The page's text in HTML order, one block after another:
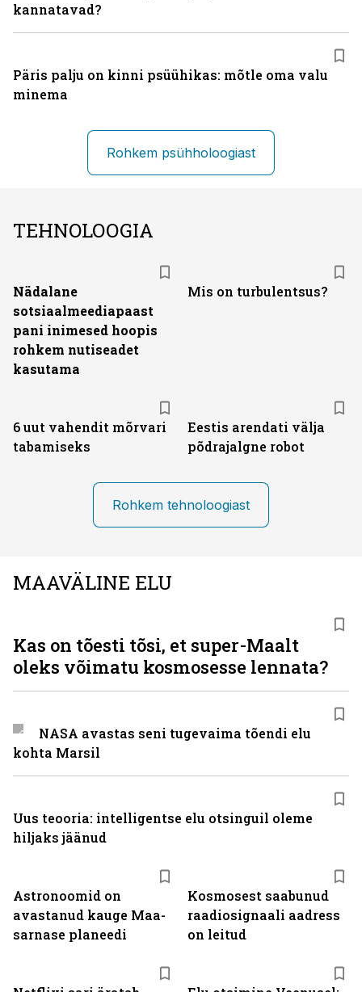
kannatavad?
Päris palju on kinni psüühikas: mõtle oma valu
minema
Rohkem psühholoogiast
TEHNOLOOGIA
Nädalane
sotsiaalmeediapaast
pani inimesed hoopis
rohkem nutiseadet
kasutama
Mis on turbulentsus?
6 uut vahendit mõrvari
tabamiseks
Eestis arendati välja
põdrajalgne robot
Rohkem tehnoloogiast
MAAVÄLINE ELU
Astronoomid on
avastanud kauge Maa-
sarnase planeedi
Kosmosest saabunud
raadiosignaali aadress
on leitud
Kas on tõesti tõsi, et super-Maalt
oleks võimatu kosmosesse lennata?
NASA avastas seni tugevaima tõendi elu
kohta Marsil
Uus teooria: intelligentse elu otsinguil oleme
hiljaks jäänud